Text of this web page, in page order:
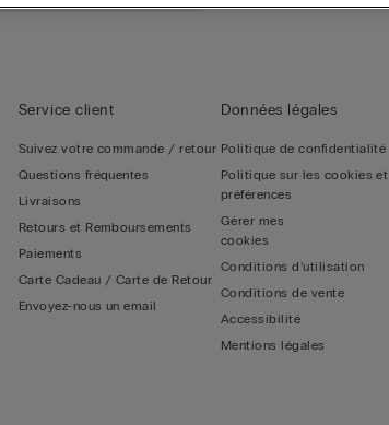
Service client
Suivez votre commande / retour
Questions fréquentes
Livraisons
Retours et Remboursements
Paiements
Carte Cadeau / Carte de Retour
Envoyez-nous un email
Données légales
Politique de confidentialité
Politique sur les cookies et
préférences
Conditions d’utilisation
Conditions de vente
Accessibilité
Mentions légales